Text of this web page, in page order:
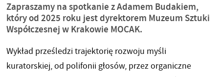
Zapraszamy na spotkanie z Adamem Budakiem,
który od 2025 roku jest dyrektorem Muzeum Sztuki
Współczesnej w Krakowie MOCAK.
Wykład prześledzi trajektorię rozwoju myśli
kuratorskiej, od polifonii głosów, przez organiczne